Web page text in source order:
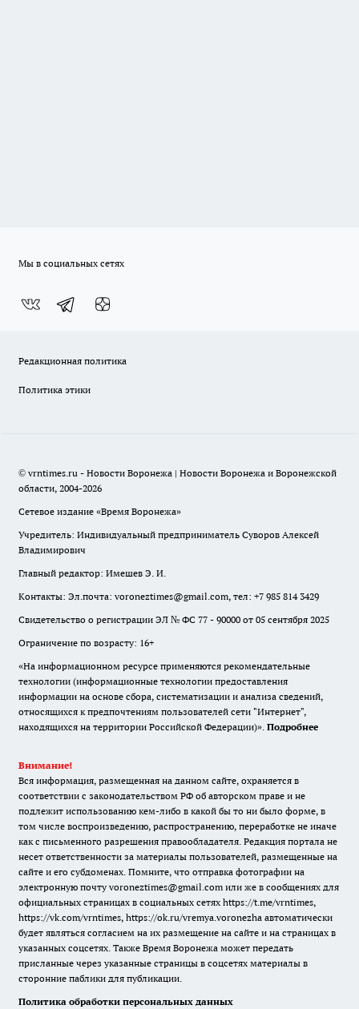
Мы в социальных сетях
Редакционная политика
Политика этики
© vrntimes.ru - Новости Воронежа | Новости Воронежа и Воронежской
области, 2004-2026
Сетевое издание «Время Воронежа»
Учредитель: Индивидуальный предприниматель Суворов Алексей
Владимирович
Главный редактор: Имешев Э. И.
Контакты: Эл.почта: voroneztimes@gmail.com, тел: +7 985 814 3429
Свидетельство о регистрации ЭЛ № ФС 77 - 90000 от 05 сентября 2025
Ограничение по возрасту: 16+
«На информационном ресурсе применяются рекомендательные
технологии (информационные технологии предоставления
информации на основе сбора, систематизации и анализа сведений,
относящихся к предпочтениям пользователей сети "Интернет",
находящихся на территории Российской Федерации)». Подробнее
Внимание!
Вся информация, размещенная на данном сайте, охраняется в
соответствии с законодательством РФ об авторском праве и не
подлежит использованию кем-либо в какой бы то ни было форме, в
том числе воспроизведению, распространению, переработке не иначе
как с письменного разрешения правообладателя. Редакция портала не
несет ответственности за материалы пользователей, размещенные на
сайте и его субдоменах. Помните, что отправка фотографии на
электронную почту voroneztimes@gmail.com или же в сообщениях для
официальных страницах в социальных сетях https://t.me/vrntimes,
https://vk.com/vrntimes, https://ok.ru/vremya.voronezha автоматически
будет являться согласием на их размещение на сайте и на страницах в
указанных соцсетях. Также Время Воронежа может передать
присланные через указанные страницы в соцсетях материалы в
сторонние паблики для публикации.
Политика обработки персональных данных